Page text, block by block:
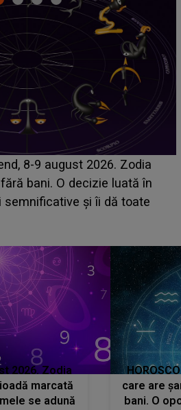
DETALIU ASCUNS până
concurentul din Casa Iubirii
despre mama
eu nu te iubesc pentru
2026. Zodia
marcată
se adună
care are
bani. O